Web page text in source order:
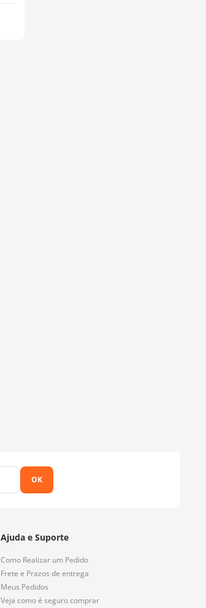
OK
Ajuda e Suporte
Como Realizar um Pedido
Frete e Prazos de entrega
Meus Pedidos
Veja como é seguro comprar